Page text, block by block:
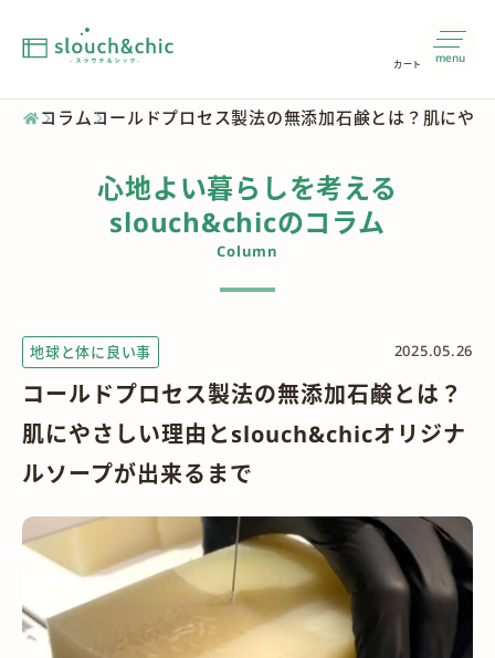
カート menu
コラムコールドプロセス製法の無添加石鹸とは？肌にや
心地よい暮らしを考える
slouch&chicのコラム
Column
地球と体に良い事 2025.05.26
コールドプロセス製法の無添加石鹸とは？
肌にやさしい理由とslouch&chicオリジナ
ルソープが出来るまで